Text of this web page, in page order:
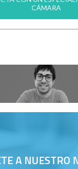
CÁMARA
A NUESTRO